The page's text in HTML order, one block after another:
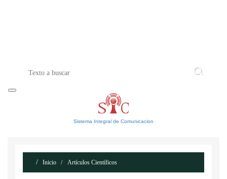
Sistema Integral de Comunicacion
Inicio Artículos Científicos